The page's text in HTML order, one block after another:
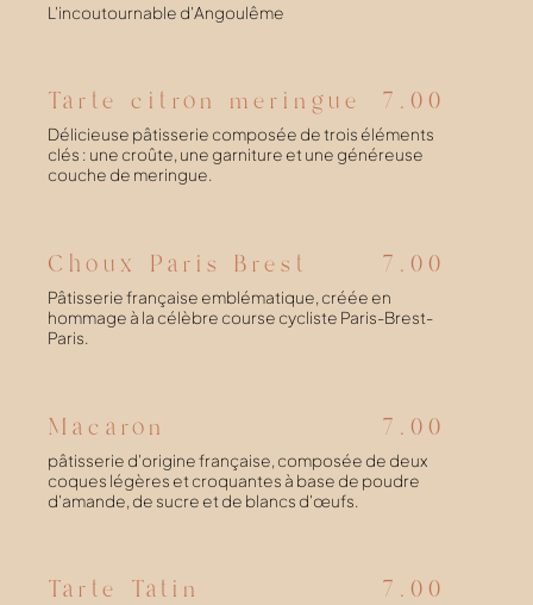
L'incoutournable d'Angoulême
Tarte citron meringue 7.00
Délicieuse pâtisserie composée de trois éléments
clés : une croûte, une garniture et une généreuse
couche de meringue.
Choux Paris Brest 7.00
Pâtisserie française emblématique, créée en
hommage à la célèbre course cycliste Paris-Brest-
Paris.
Macaron 7.00
pâtisserie d'origine française, composée de deux
coques légères et croquantes à base de poudre
d'amande, de sucre et de blancs d'œufs.
Tarte Tatin 7.00